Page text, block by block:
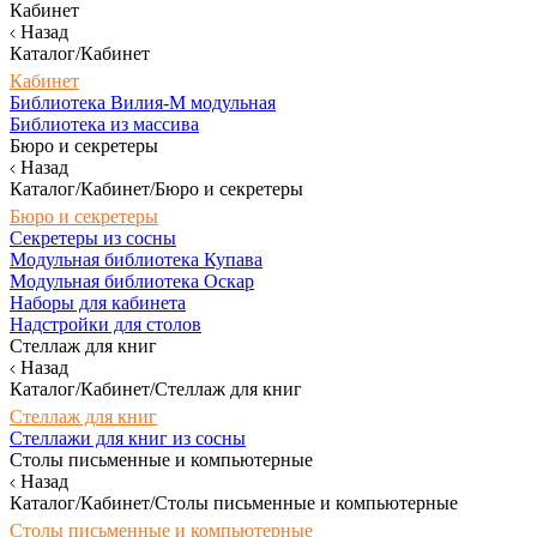
Кабинет
Назад
Каталог/Кабинет
Кабинет
Библиотека Вилия-М модульная
Библиотека из массива
Бюро и секретеры
Назад
Каталог/Кабинет/Бюро и секретеры
Бюро и секретеры
Секретеры из сосны
Модульная библиотека Купава
Модульная библиотека Оскар
Наборы для кабинета
Надстройки для столов
Стеллаж для книг
Назад
Каталог/Кабинет/Стеллаж для книг
Стеллаж для книг
Стеллажи для книг из сосны
Столы письменные и компьютерные
Назад
Каталог/Кабинет/Столы письменные и компьютерные
Столы письменные и компьютерные